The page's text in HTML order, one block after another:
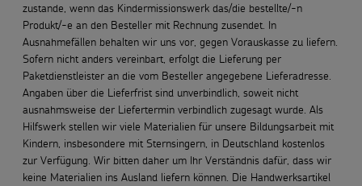
zustande, wenn das Kindermissionswerk das/die bestellte/-n
Produkt/-e an den Besteller mit Rechnung zusendet. In
Ausnahmefällen behalten wir uns vor, gegen Vorauskasse zu liefern.
Sofern nicht anders vereinbart, erfolgt die Lieferung per
Paketdienstleister an die vom Besteller angegebene Lieferadresse.
Angaben über die Lieferfrist sind unverbindlich, soweit nicht
ausnahmsweise der Liefertermin verbindlich zugesagt wurde. Als
Hilfswerk stellen wir viele Materialien für unsere Bildungsarbeit mit
Kindern, insbesondere mit Sternsingern, in Deutschland kostenlos
zur Verfügung. Wir bitten daher um Ihr Verständnis dafür, dass wir
keine Materialien ins Ausland liefern können. Die Handwerksartikel